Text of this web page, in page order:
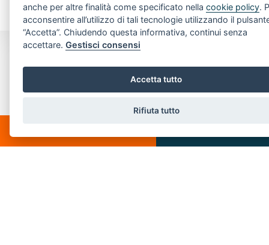
Piazza Spallino, 8
Email:
anche per altre finalità come specificato nellacookie policy.
acconsentire all’utilizzo di tali tecnologie utilizzando il
“Accetta”. Chiudendo questa informativa, continui senza
accettare.Gestisci consensi
Accetta tutto
Rifiuta tutto